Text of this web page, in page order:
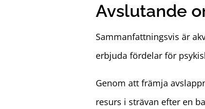
Avslutande
Sammanfattningsvis är
erbjuda fördelar för
Genom att främja
resurs i strävan efter en